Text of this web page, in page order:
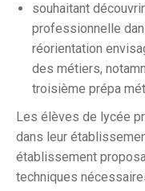
souhaitant
professionnelle
réorientation
des métiers,
troisième prépa
Les élèves de lycée
dans leur
établissement
techniques